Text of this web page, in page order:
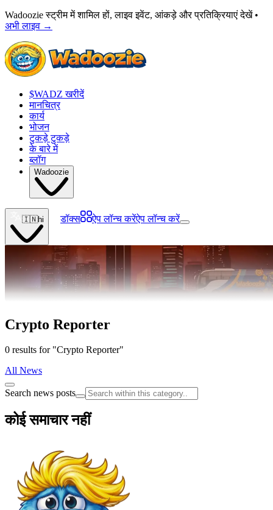
Wadoozie स्ट्रीम में शामिल हों, लाइव इवेंट, आंकड़े और प्रतिक्रियाएं देखें •
अभी लाइव →
$WADZ खरीदें
मानचित्र
कार्य
भोजन
टुकड़े टुकड़े
के बारे में
ब्लॉग
Wadoozie
🇮🇳hi डॉक्स ऐप लॉन्च करेंऐप लॉन्च करें
Crypto Reporter
0 results for "Crypto Reporter"
All News
Search news posts
कोई समाचार नहीं